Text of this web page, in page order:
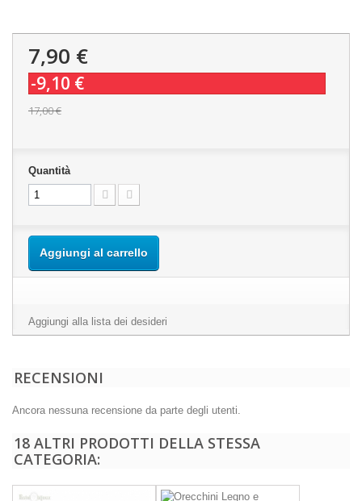
7,90 €
-9,10 €
17,00 €
Quantità
Aggiungi al carrello
Aggiungi alla lista dei desideri
RECENSIONI
Ancora nessuna recensione da parte degli utenti.
18 ALTRI PRODOTTI DELLA STESSA
CATEGORIA: